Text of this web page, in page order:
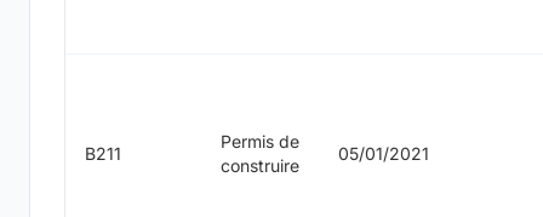
B211
Permis de
construire
05/01/2021